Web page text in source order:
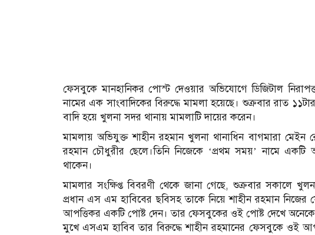
ফেসবুকে মানহানিকর পোস্ট দেওয়ার অভিযোগে ডিজিটাল
নামের এক সাংবাদিকের বিরুদ্ধে মামলা হয়েছে। শুক্রবার রাত
বাদি হয়ে খুলনা সদর থানায় মামলাটি দায়ের করেন।
মামলায় অভিযুক্ত শাহীন রহমান খুলনা থানাধিন বাগমারা
রহমান চৌধুরীর ছেলে।তিনি নিজেকে ‘প্রথম সময়’ নামে
থাকেন।
মামলার সংক্ষিপ্ত বিবরণী থেকে জানা গেছে, শুক্রবার সকালে
প্রধান এস এম হাবিবের ছবিসহ তাকে নিয়ে শাহীন রহমান
আপত্তিকর একটি পোষ্ট দেন। তার ফেসবুকের ওই পোষ্ট দেখে অনেকে
মুখে এসএম হাবিব তার বিরুদ্ধে শাহীন রহমানের ফেসবুকে ওই